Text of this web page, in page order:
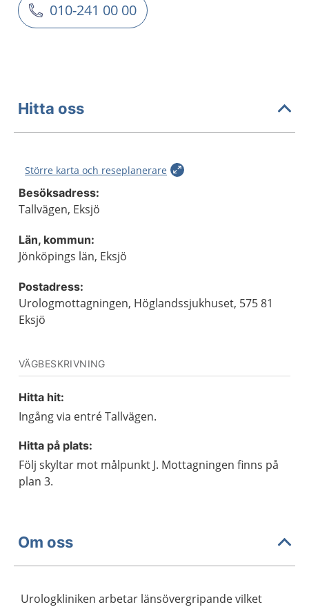
010-241 00 00
Hitta oss
Större karta och reseplanerare
Besöksadress:
Tallvägen, Eksjö
Län, kommun:
Jönköpings län, Eksjö
Postadress:
Urologmottagningen, Höglandssjukhuset, 575 81
Eksjö
VÄGBESKRIVNING
Hitta hit:
Ingång via entré Tallvägen.
Hitta på plats:
Följ skyltar mot målpunkt J. Mottagningen finns på
plan 3.
Om oss
Urologkliniken arbetar länsövergripande vilket